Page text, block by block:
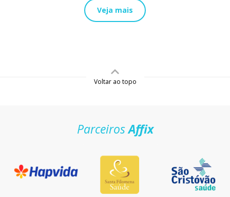
Veja mais
Voltar ao topo
ParceirosAffix